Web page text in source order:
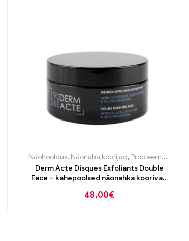
Probleemse naha tooted
Näohooldus, Näonaha koorijad, Probleemse naha tooted
Derm Acte Disques Exfoliants Double
Face – kahepoolsed näonahka koorivad
48,00€